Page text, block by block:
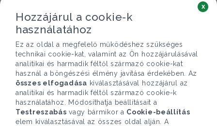
Hozzájárul a cookie-k
használatához
Ez az oldal a megfelelő működéshez szükséges
technikai cookie-kat, valamint az Ön hozzájárulásával
analitikai és harmadik féltől származó cookie-kat
használ a böngészési élmény javítása érdekében. Az
összes elfogadása kiválasztásával hozzájárul az
analitikai és harmadik féltől származó cookie-k
használatához. Módosíthatja beállításait a
Testreszabás vagy bármikor a Cookie-beállítás
elem kiválasztásával az összes oldal alján. A
x